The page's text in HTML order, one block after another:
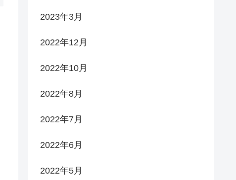
2023年3月
2022年12月
2022年10月
2022年8月
2022年7月
2022年6月
2022年5月